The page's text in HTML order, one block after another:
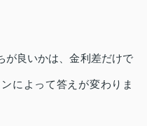
が良いかは、金利差だけで
によって答えが変わりま